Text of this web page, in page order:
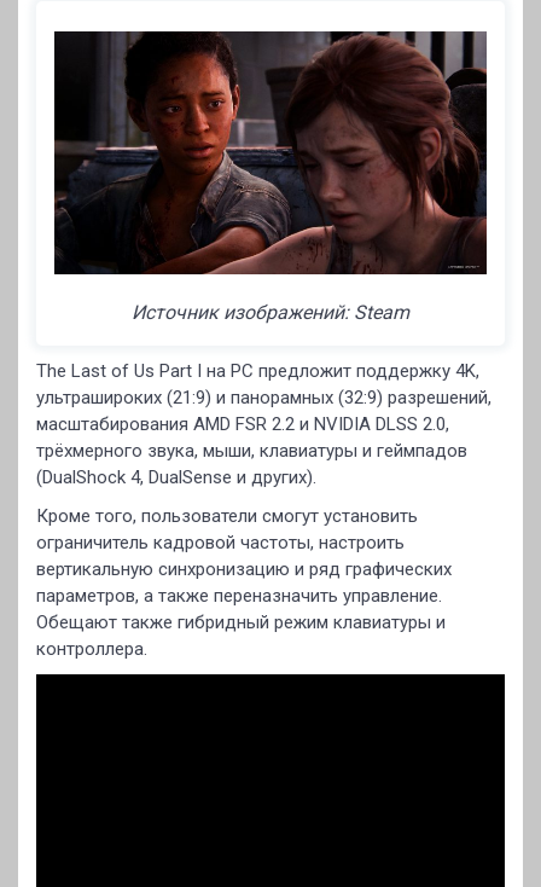
Источник изображений: Steam
The Last of Us Part I на PC предложит поддержку 4K,
ультрашироких (21:9) и панорамных (32:9) разрешений,
масштабирования AMD FSR 2.2 и NVIDIA DLSS 2.0,
трёхмерного звука, мыши, клавиатуры и геймпадов
(DualShock 4, DualSense и других).
Кроме того, пользователи смогут установить
ограничитель кадровой частоты, настроить
вертикальную синхронизацию и ряд графических
параметров, а также переназначить управление.
Обещают также гибридный режим клавиатуры и
контроллера.